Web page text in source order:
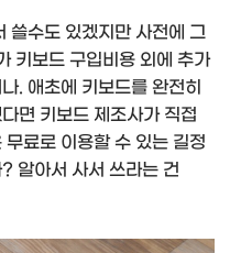
쓸수도 있겠지만 사전에 그
키보드 구입비용 외에 추가
. 애초에 키보드를 완전히
면 키보드 제조사가 직접
료로 이용할 수 있는 길정
알아서 사서 쓰라는 건